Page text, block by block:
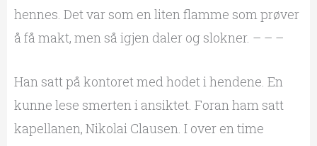
hennes. Det var som en liten flamme som prøver
å få makt, men så igjen daler og slokner. – – –
Han satt på kontoret med hodet i hendene. En
kunne lese smerten i ansiktet. Foran ham satt
kapellanen, Nikolai Clausen. I over en time